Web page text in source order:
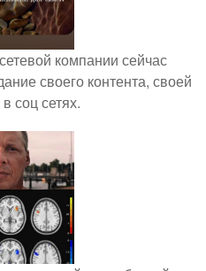
компании сейчас
своего контента, своей
соц сетях.